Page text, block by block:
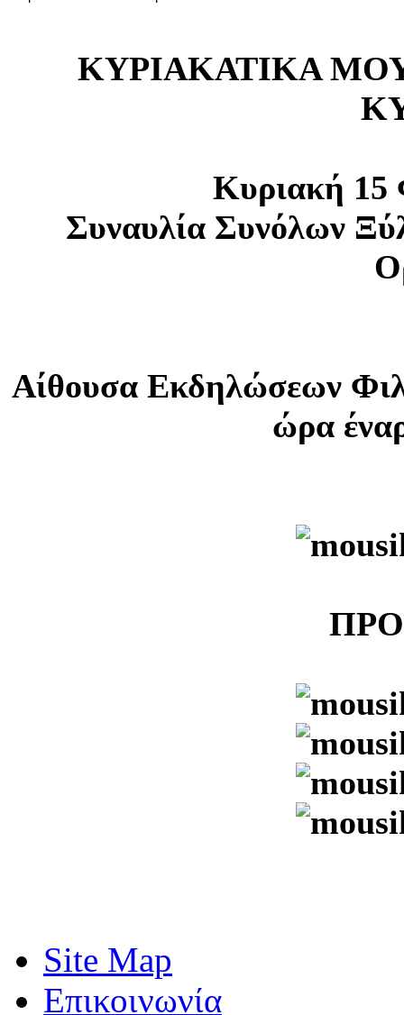
ΚΥΡΙΑΚΑΤΙΚΑ
Κυριακή 15
Συναυλία Συνόλων
Αίθουσα Εκδηλώσεων
ώρα
Site Map
Επικοινωνία